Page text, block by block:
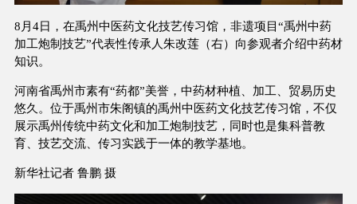
8月4日，在禹州中医药文化技艺传习馆，非遗项目“禹州中药
加工炮制技艺”代表性传承人朱改莲（右）向参观者介绍中药材
知识。
河南省禹州市素有“药都”美誉，中药材种植、加工、贸易历史
悠久。位于禹州市朱阁镇的禹州中医药文化技艺传习馆，不仅
展示禹州传统中药文化和加工炮制技艺，同时也是集科普教
育、技艺交流、传习实践于一体的教学基地。
新华社记者 鲁鹏 摄